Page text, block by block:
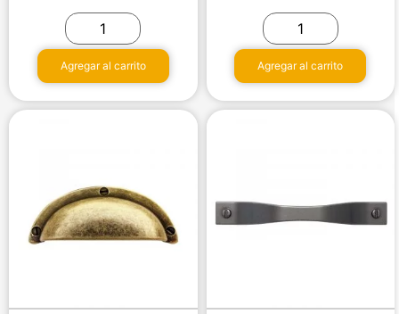
Agregar al carrito Agregar al carrito